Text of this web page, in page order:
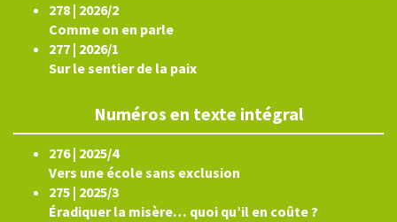
278 | 2026/2
Comme on en parle
277 | 2026/1
Sur le sentier de la paix
Numéros en texte intégral
276 | 2025/4
Vers une école sans exclusion
275 | 2025/3
Éradiquer la misère… quoi qu’il en coûte ?